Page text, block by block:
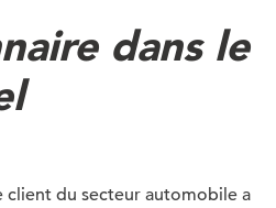
dans le
client du secteur automobile a